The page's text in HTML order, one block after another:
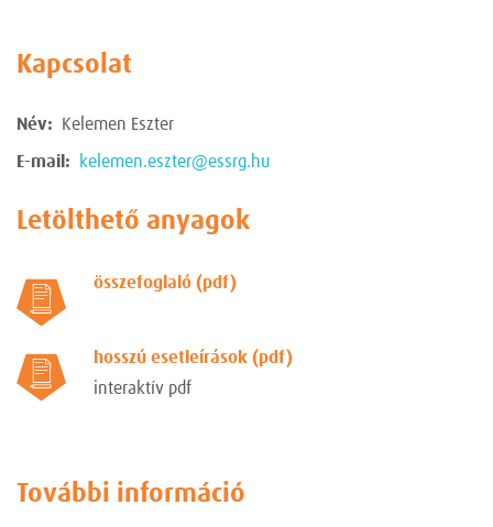
Kapcsolat
Név: Kelemen Eszter
E-mail: kelemen.eszter@essrg.hu
Letölthető anyagok
összefoglaló (pdf)
hosszú esetleírások (pdf)
interaktív pdf
További információ